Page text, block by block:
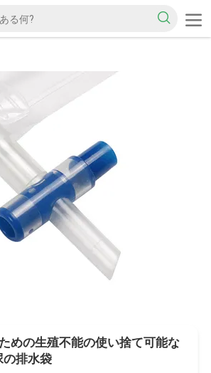
めの生殖不能の使い捨て可能な
排水袋